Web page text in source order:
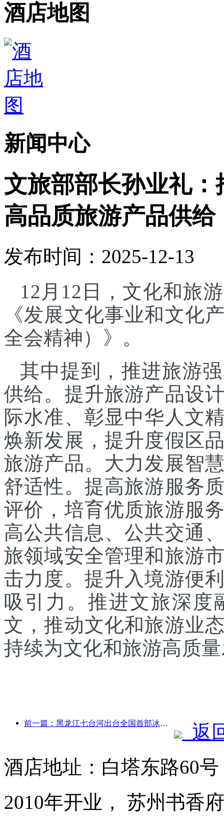
酒店地图
新闻中心
文旅部部长孙业礼
高品质旅游产品供给
发布时间：2025-12-13
12月12日，文化和旅
《发展文化事业和文化
全会精神）》。
其中提到，推进旅游
供给。提升旅游产品设
际水准、彰显中华人文
焕新发展，提升度假区
旅游产品。大力发展智
舒适性。提高旅游服务
评价，培育优质旅游服
高公共信息、公共交通
旅领域安全管理和旅游
击力度。提升入境游便
吸引力。推进文旅深度
文，推动文化和旅游业
持续为文化和旅游高质
前一篇：黑龙江七台河出台全国首部冰雪产业法规，鼓励“AI+冰雪”
返
酒店地址：白塔东路60
2010年开业， 苏州书